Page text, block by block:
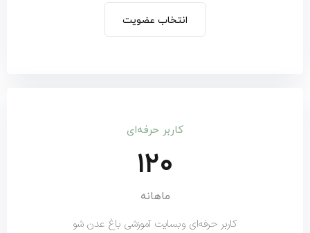
انتخاب عضویت
کاربر حرفه‌ای
۱۲۰
ماهانه
کاربر حرفه‌ای وبسایت آموزشی باغ عدن شو